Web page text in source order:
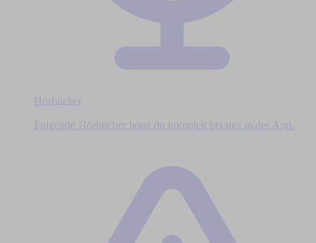
Hörbücher
Folgende Hörbücher hörst du komplett bei uns in der App.